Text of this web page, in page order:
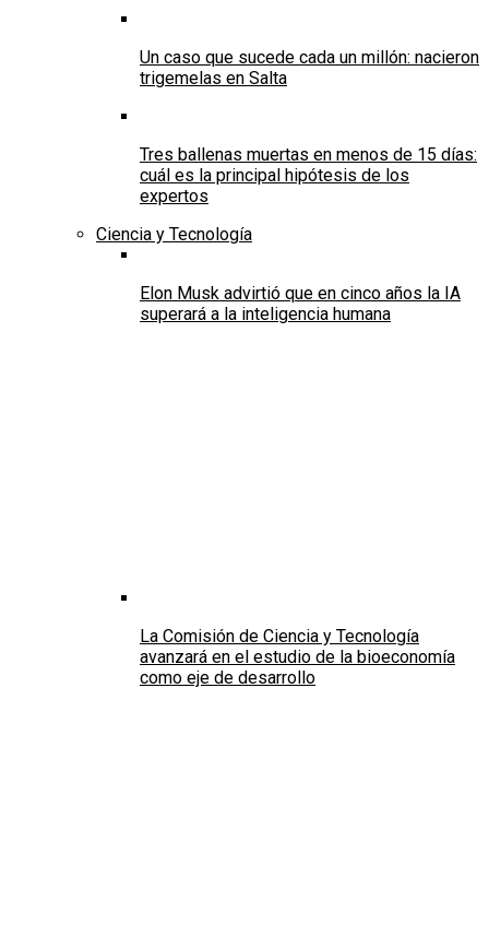
Un caso que sucede cada un millón: nacieron
trigemelas en Salta
Tres ballenas muertas en menos de 15 días:
cuál es la principal hipótesis de los
expertos
Ciencia y Tecnología
Elon Musk advirtió que en cinco años la IA
superará a la inteligencia humana
La Comisión de Ciencia y Tecnología
avanzará en el estudio de la bioeconomía
como eje de desarrollo